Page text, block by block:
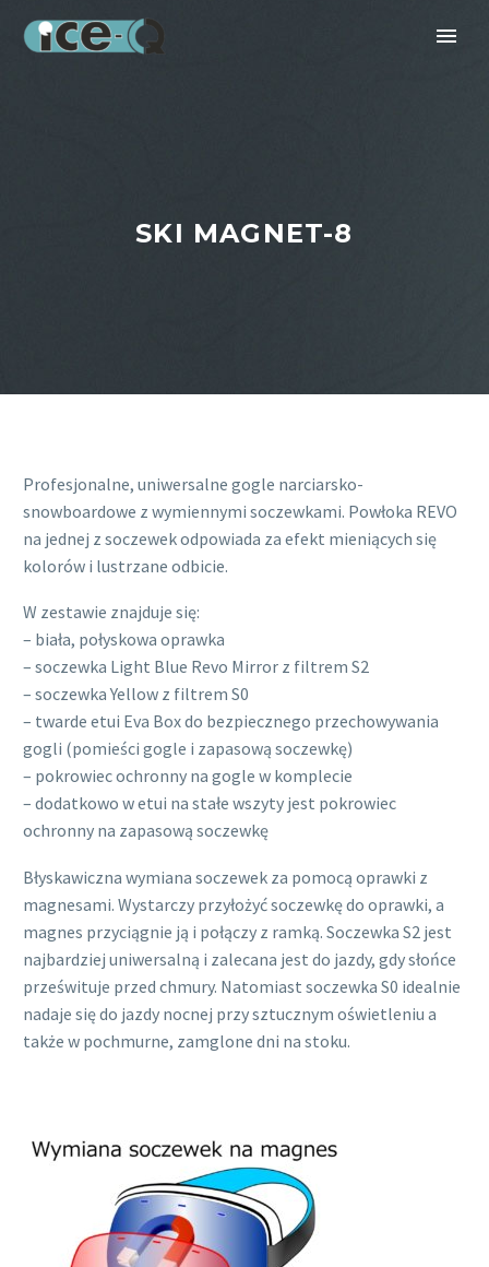
SKI MAGNET-8
Profesjonalne, uniwersalne gogle narciarsko-
snowboardowe z wymiennymi soczewkami. Powłoka REVO
na jednej z soczewek odpowiada za efekt mieniących się
kolorów i lustrzane odbicie.
W zestawie znajduje się:
– biała, połyskowa oprawka
– soczewka Light Blue Revo Mirror z filtrem S2
– soczewka Yellow z filtrem S0
– twarde etui Eva Box do bezpiecznego przechowywania
gogli (pomieści gogle i zapasową soczewkę)
– pokrowiec ochronny na gogle w komplecie
– dodatkowo w etui na stałe wszyty jest pokrowiec
ochronny na zapasową soczewkę
Błyskawiczna wymiana soczewek za pomocą oprawki z
magnesami. Wystarczy przyłożyć soczewkę do oprawki, a
magnes przyciągnie ją i połączy z ramką. Soczewka S2 jest
najbardziej uniwersalną i zalecana jest do jazdy, gdy słońce
prześwituje przed chmury. Natomiast soczewka S0 idealnie
nadaje się do jazdy nocnej przy sztucznym oświetleniu a
także w pochmurne, zamglone dni na stoku.